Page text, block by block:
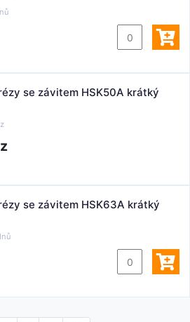
se závitem HSK50A krátký
se závitem HSK63A krátký